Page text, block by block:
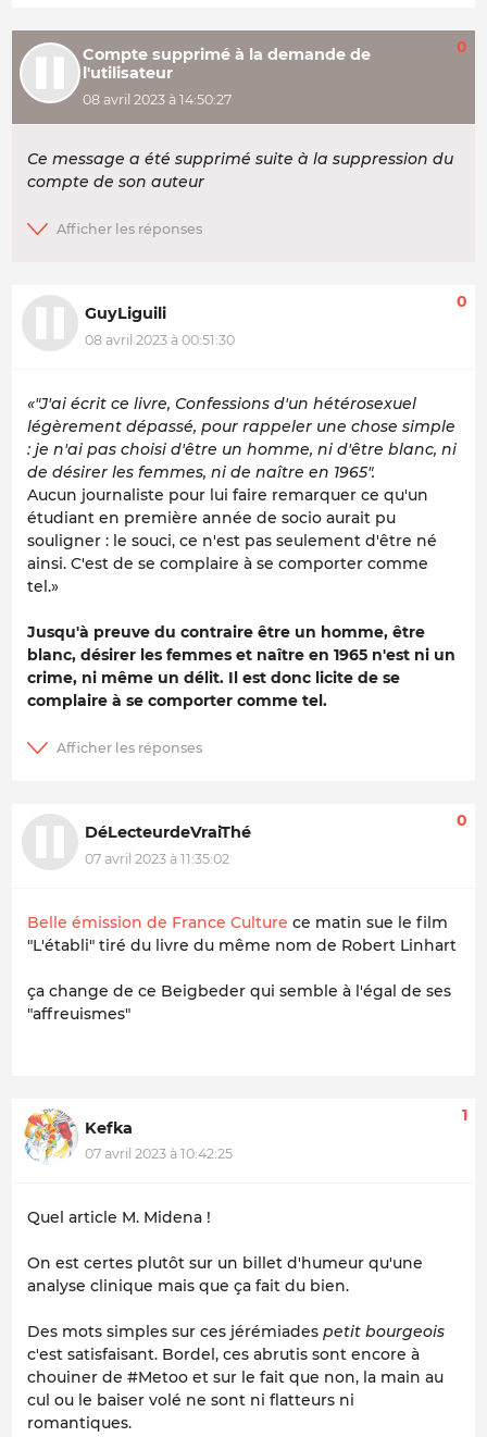
Compte supprimé à la demande de
l'utilisateur
08 avril 2023 à 14:50:27
0
Ce message a été supprimé suite à la suppression du
compte de son auteur
GuyLiguili
08 avril 2023 à 00:51:30
0
«"J'ai écrit ce livre, Confessions d'un hétérosexuel
légèrement dépassé, pour rappeler une chose simple
: je n'ai pas choisi d'être un homme, ni d'être blanc, ni
de désirer les femmes, ni de naître en 1965".
Aucun journaliste pour lui faire remarquer ce qu'un
étudiant en première année de socio aurait pu
souligner : le souci, ce n'est pas seulement d'être né
ainsi. C'est de se complaire à se comporter comme
tel.»
Jusqu'à preuve du contraire être un homme, être
blanc, désirer les femmes et naître en 1965 n'est ni un
crime, ni même un délit. Il est donc licite de se
complaire à se comporter comme tel.
DéLecteurdeVraiThé
07 avril 2023 à 11:35:02
0
Belle émission de France Culture ce matin sue le film
"L'établi" tiré du livre du même nom de Robert Linhart
ça change de ce Beigbeder qui semble à l'égal de ses
"affreuismes"
Kefka
07 avril 2023 à 10:42:25
1
Quel article M. Midena !
On est certes plutôt sur un billet d'humeur qu'une
analyse clinique mais que ça fait du bien.
Des mots simples sur ces jérémiades petit bourgeois
c'est satisfaisant. Bordel, ces abrutis sont encore à
chouiner de #Metoo et sur le fait que non, la main au
cul ou le baiser volé ne sont ni flatteurs ni
romantiques.